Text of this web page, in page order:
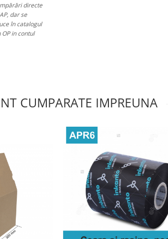
directe
dar se
în catalogul
in contul
CUMPARATE IMPREUNA